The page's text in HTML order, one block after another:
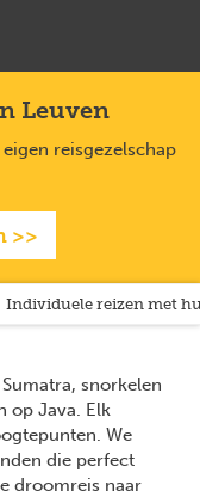
Leuven
reisgezelschap
>>
Individuele reizen met
snorkelen
op Java. Elk
We
die perfect
droomreis naar